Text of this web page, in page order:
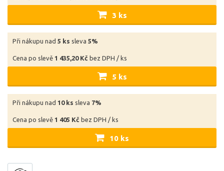
3 ks
Při nákupu nad 5 ks sleva 5%
Cena po slevě 1 435,20 Kč bez DPH / ks
5 ks
Při nákupu nad 10 ks sleva 7%
Cena po slevě 1 405 Kč bez DPH / ks
10 ks